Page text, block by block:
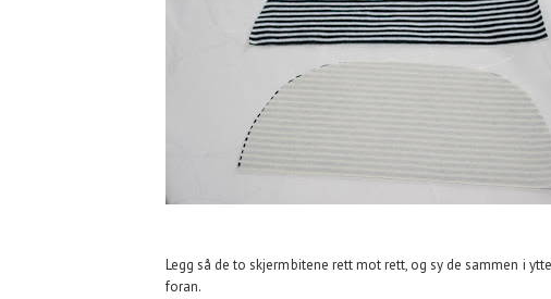
Legg så de to skjermbitene rett mot rett, og sy de sammen i
foran.